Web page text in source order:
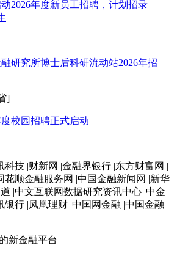
2026年度新员工招聘，计划招录
研究所博士后科研流动站2026年招
]
校园招聘正式启动
科技 |财新网 |金融界银行 |东方财富网 |
花顺金融服务网 |中国金融新闻网 |新华
|中文互联网数据研究资讯中心 |中金
银行 |凤凰理财 |中国网金融 |中国金融
新金融平台